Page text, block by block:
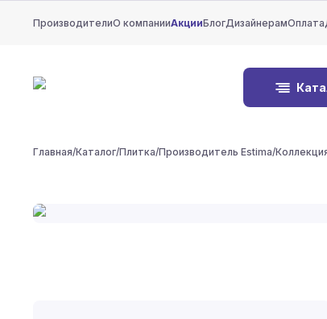
ПроизводителиО компанииАкцииБлогДизайнерамОплата
Главная/Каталог/Плитка/Производитель Estima/